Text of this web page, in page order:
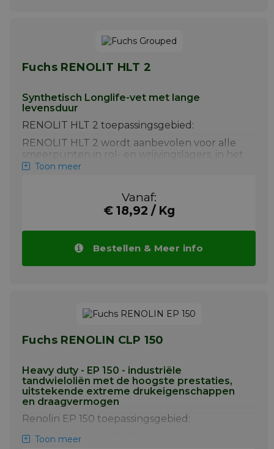
Fuchs RENOLIT HLT 2
Synthetisch Longlife-vet met lange
levensduur
RENOLIT HLT 2 toepassingsgebied:
RENOLIT HLT 2 wordt aanbevolen voor alle
smeerpunten in rol- en wrijvingslagers, in het
bijzonder die welke blootgesteld zijn aan
Toon meer
Vanaf:
€ 18,92 / Kg
Bestellen & Meer info
Fuchs RENOLIN CLP 150
Heavy duty - EP 150 - industriële
tandwieloliën met de hoogste prestaties,
uitstekende extreme drukeigenschappen
en draagvermogen
Renolin EP 150 toepassingsgebied:
De Fuchs Renolin EP 150 oliën worden
Toon meer